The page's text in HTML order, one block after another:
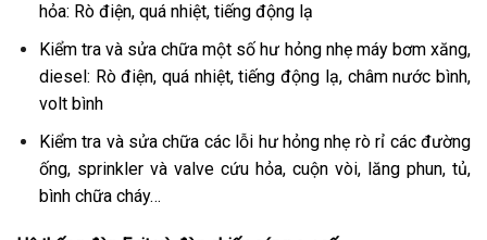
hỏa: Rò điện, quá nhiệt, tiếng động lạ
Kiểm tra và sửa chữa một số hư hỏng nhẹ máy bơm xăng,
diesel: Rò điện, quá nhiệt, tiếng động lạ, châm nước bình,
volt bình
Kiểm tra và sửa chữa các lỗi hư hỏng nhẹ rò rỉ các đường
ống, sprinkler và valve cứu hỏa, cuộn vòi, lăng phun, tủ,
bình chữa cháy…